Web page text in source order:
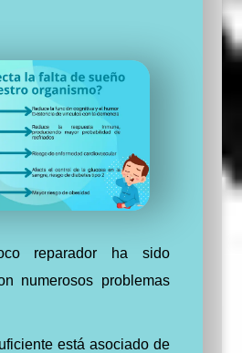
reparador ha sido
numerosos problemas
está asociado de